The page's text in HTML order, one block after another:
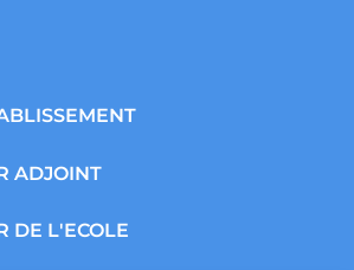
ADJOINT
DE L'ECOLE